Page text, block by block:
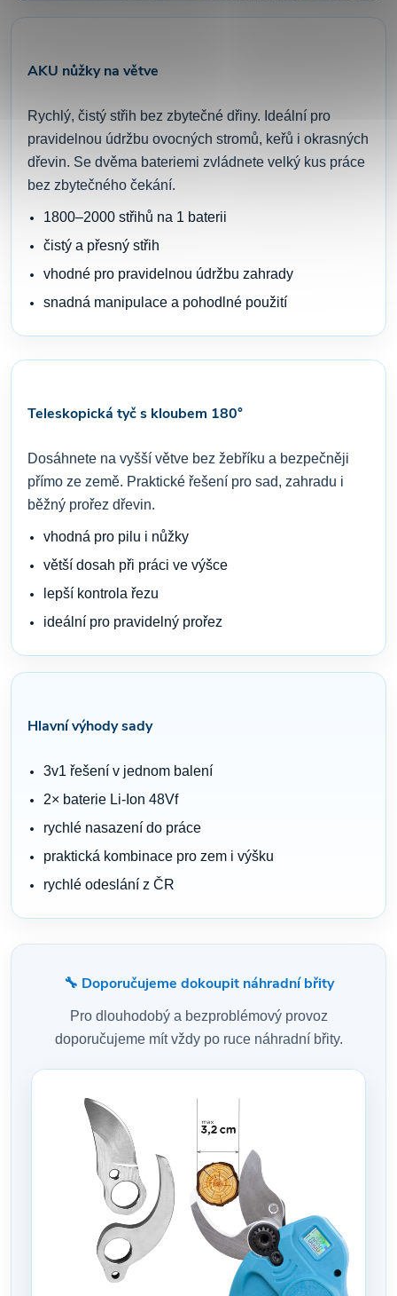
AKU nůžky na větve
Rychlý, čistý střih bez zbytečné dřiny. Ideální pro
pravidelnou údržbu ovocných stromů, keřů i okrasných
dřevin. Se dvěma bateriemi zvládnete velký kus práce
bez zbytečného čekání.
1800–2000 střihů na 1 baterii
čistý a přesný střih
vhodné pro pravidelnou údržbu zahrady
snadná manipulace a pohodlné použití
Teleskopická tyč s kloubem 180°
Dosáhnete na vyšší větve bez žebříku a bezpečněji
přímo ze země. Praktické řešení pro sad, zahradu i
běžný prořez dřevin.
vhodná pro pilu i nůžky
větší dosah při práci ve výšce
lepší kontrola řezu
ideální pro pravidelný prořez
Hlavní výhody sady
3v1 řešení v jednom balení
2× baterie Li-Ion 48Vf
rychlé nasazení do práce
praktická kombinace pro zem i výšku
rychlé odeslání z ČR
🔧 Doporučujeme dokoupit náhradní břity
Pro dlouhodobý a bezproblémový provoz
doporučujeme mít vždy po ruce náhradní břity.